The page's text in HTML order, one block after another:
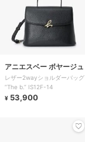
アニエスベー ボヤージュ
レザー2wayショルダーバッグ
”The b.” IS12F-14
¥ 53,900